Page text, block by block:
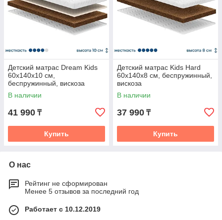
Детский матрас Dream Kids
60x140x10 см,
беспружинный, вискоза
В наличии
41 990 ₸
Купить
Детский матрас Kids Hard
60x140x8 см, беспружинный,
вискоза
В наличии
37 990 ₸
Купить
О нас
Рейтинг не сформирован
Менее 5 отзывов за последний год
Работает с 10.12.2019